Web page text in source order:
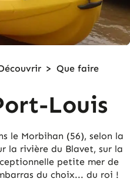
> Que faire
Louis
le Morbihan (56), selon la
la rivière du Blavet, sur la
petite mer de
du choix... du roi !